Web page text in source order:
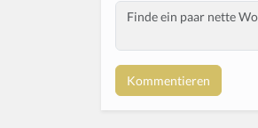
o
u
Body